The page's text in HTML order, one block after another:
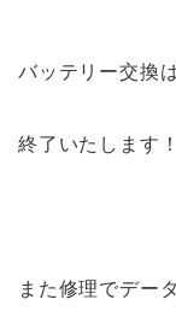
バッテリー交換
終了いたします！
また修理でデー